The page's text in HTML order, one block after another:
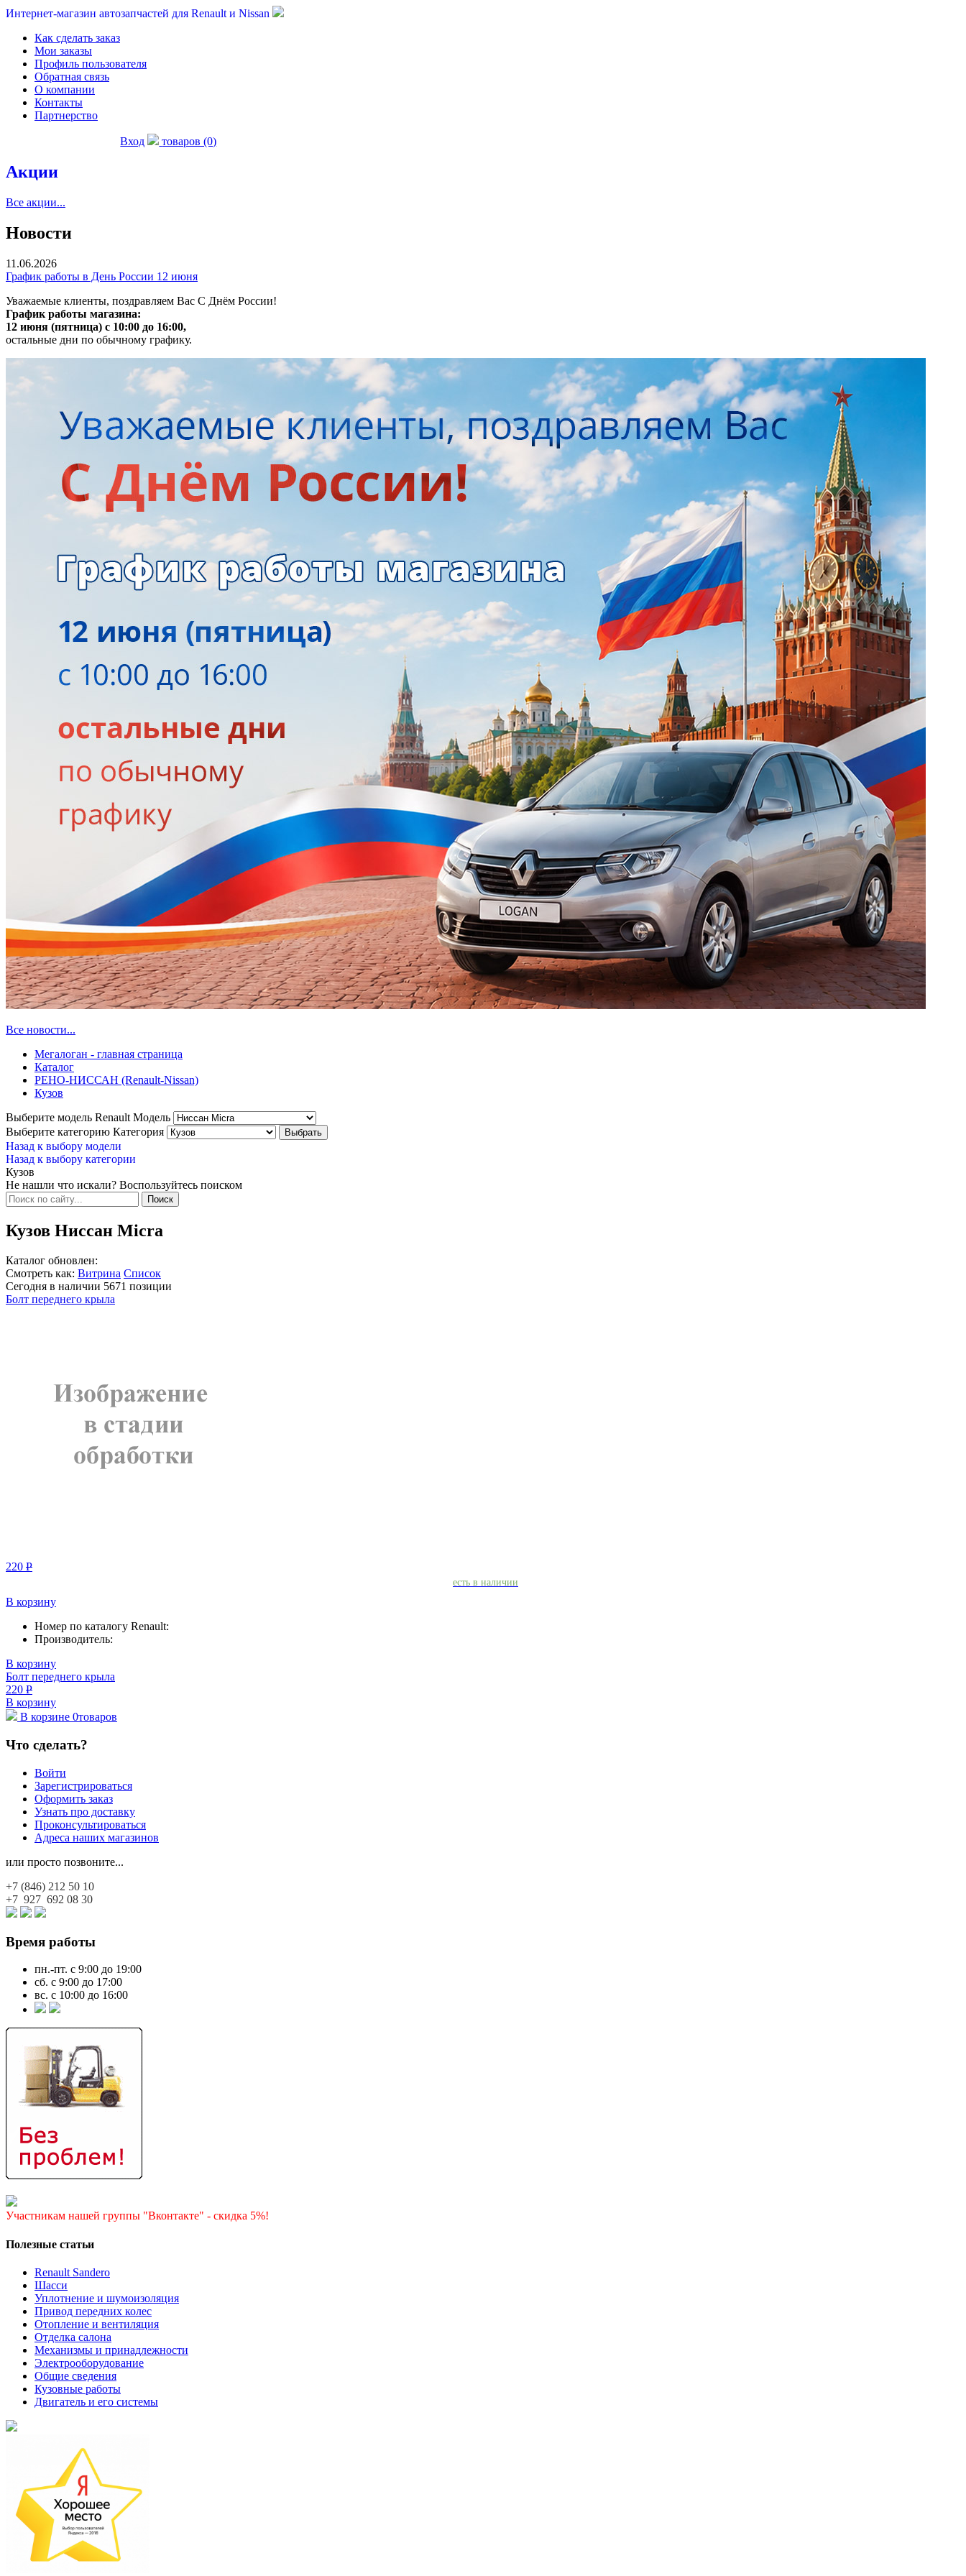
Интернет-магазин автозапчастей для Renault и Nissan
Как сделать заказ
Мои заказы
Профиль пользователя
Обратная связь
О компании
Контакты
Партнерство
Вход товаров (0)
Акции
Все акции...
Новости
11.06.2026
График работы в День России 12 июня
Уважаемые клиенты, поздравляем Вас С Днём России!
График работы магазина:
12 июня (пятница) с 10:00 до 16:00,
остальные дни по обычному графику.
Все новости...
Мегалоган - главная страница
Каталог
РЕНО-НИССАН (Renault-Nissan)
Кузов
Выберите модель Renault Модель
Выберите категорию Категория
Назад к выбору модели
Назад к выбору категории
Кузов
Не нашли что искали? Воспользуйтесь поиском
Кузов Ниссан Micra
Каталог обновлен:
Смотреть как: Витрина Список
Сегодня в наличии 5671 позиции
Болт переднего крыла
220 Р
есть в наличии
В корзину
Номер по каталогу Renault:
Производитель:
В корзину
Болт переднего крыла
220 Р
В корзину
В корзине 0товаров
Что сделать?
Войти
Зарегистрироваться
Оформить заказ
Узнать про доставку
Проконсультироваться
Адреса наших магазинов
или просто позвоните...
+7 (846) 212 50 10
+7 927 692 08 30
Время работы
пн.-пт. с 9:00 до 19:00
сб. с 9:00 до 17:00
вс. с 10:00 до 16:00
Участникам нашей группы "Вконтакте" - скидка 5%!
Полезные статьи
Renault Sandero
Шасси
Уплотнение и шумоизоляция
Привод передних колес
Отопление и вентиляция
Отделка салона
Механизмы и принадлежности
Электрооборудование
Общие сведения
Кузовные работы
Двигатель и его системы